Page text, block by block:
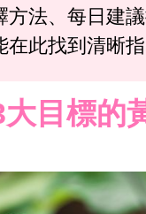
法、每日建
此找到清晰
目標的